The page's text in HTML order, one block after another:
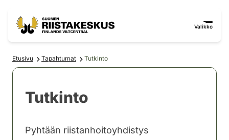
Valikko
Etusivu Tapahtumat Tutkinto
Tutkinto
Pyhtään riistanhoitoyhdistys